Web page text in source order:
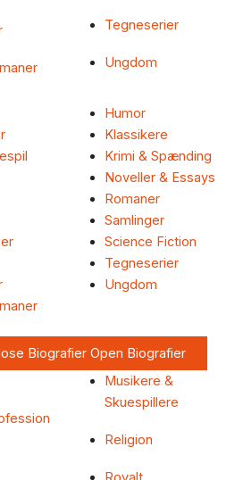
Tegneserier
Ungdom
Humor
Klassikere
Krimi & Spænding
Noveller & Essays
Romaner
Samlinger
Science Fiction
Tegneserier
Ungdom
Biografier Open Biografier
Musikere &
Skuespillere
Religion